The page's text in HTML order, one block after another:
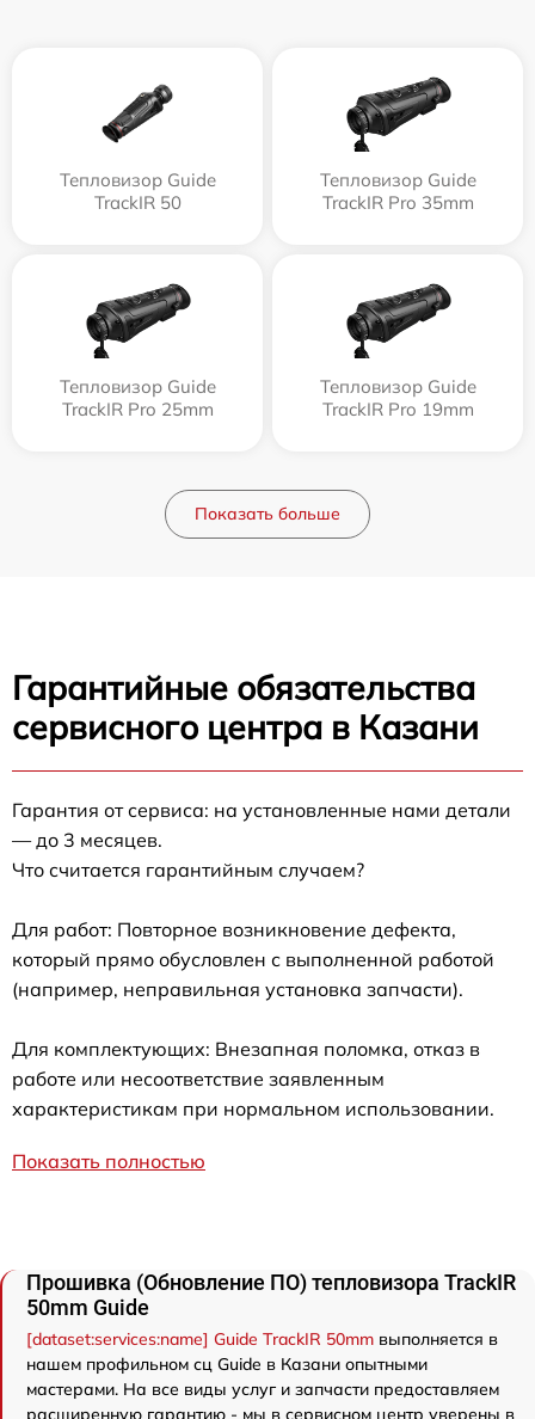
Тепловизор Guide
TrackIR 50
Тепловизор Guide
TrackIR Pro 35mm
Тепловизор Guide
TrackIR Pro 25mm
Тепловизор Guide
TrackIR Pro 19mm
Показать больше
Гарантийные обязательства
сервисного центра в Казани
Гарантия от сервиса: на установленные нами детали
— до 3 месяцев.
Что считается гарантийным случаем?
Для работ: Повторное возникновение дефекта,
который прямо обусловлен с выполненной работой
(например, неправильная установка запчасти).
Для комплектующих: Внезапная поломка, отказ в
работе или несоответствие заявленным
характеристикам при нормальном использовании.
Показать полностью
Прошивка (Обновление ПО) тепловизора TrackIR
50mm Guide
[dataset:services:name] Guide TrackIR 50mm выполняется в
нашем профильном сц Guide в Казани опытными
мастерами. На все виды услуг и запчасти предоставляем
расширенную гарантию - мы в сервисном центр уверены в